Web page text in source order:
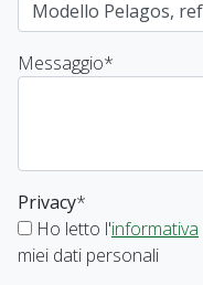
Messaggio*
Privacy*
Ho letto l'informativa
miei dati personali